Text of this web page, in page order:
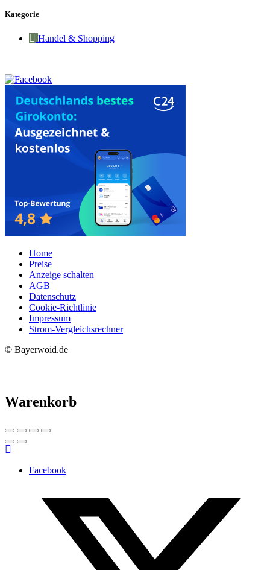
Kategorie
Handel & Shopping
Home
Preise
Anzeige schalten
AGB
Datenschutz
Cookie-Richtlinie
Impressum
Strom-Vergleichsrechner
© Bayerwoid.de
Warenkorb
Facebook